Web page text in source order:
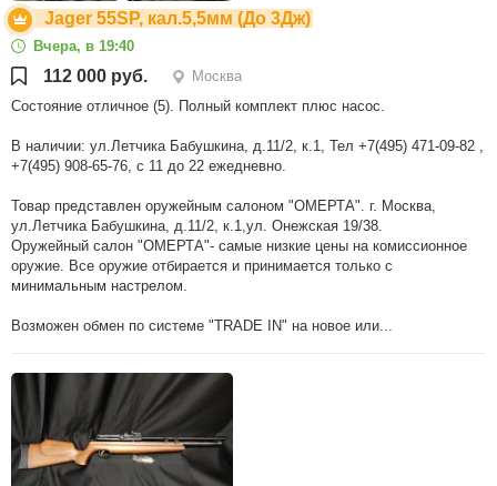
Jager 55SP, кал.5,5мм (До 3Дж)
Вчера, в 19:40
112 000 руб.
Москва
Состояние отличное (5). Полный комплект плюс насос.
В наличии: ул.Летчика Бабушкина, д.11/2, к.1, Тел +7(495) 471-09-82 ,
+7(495) 908-65-76, с 11 до 22 ежедневно.
Товар представлен оружейным салоном "ОМЕРТА". г. Москва,
ул.Летчика Бабушкина, д.11/2, к.1,ул. Онежская 19/38.
Оружейный салон "ОМЕРТА"- самые низкие цены на комиссионное
оружие. Все оружие отбирается и принимается только с
минимальным настрелом.
Возможен обмен по системе "TRADE IN" на новое или...